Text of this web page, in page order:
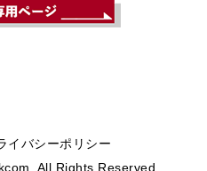
イバシーポリシー
All Rights Reserved.